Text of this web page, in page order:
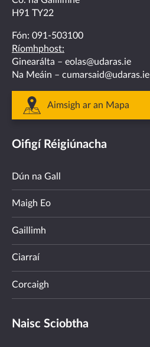
H91 TY22
Fón: 091-503100
Ríomhphost:
Ginearálta – eolas@udaras.ie
Na Meáin – cumarsaid@udaras.ie
Aimsigh ar an Mapa
Oifigí Réigiúnacha
Dún na Gall
Maigh Eo
Gaillimh
Ciarraí
Corcaigh
Naisc Sciobtha